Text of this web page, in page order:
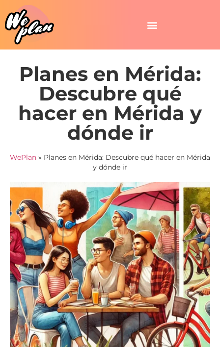
Planes en Mérida:
Descubre qué
hacer en Mérida y
dónde ir
WePlan » Planes en Mérida: Descubre qué hacer en Mérida
y dónde ir